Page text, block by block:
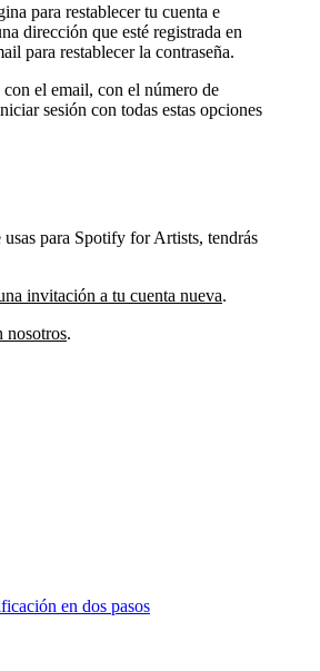
para restablecer tu cuenta e
dirección que esté registrada en
para restablecer la contraseña.
el email, con el número de
sesión con todas estas opciones
para Spotify for Artists, tendrás
invitación a tu cuenta nueva.
nosotros.
en dos pasos